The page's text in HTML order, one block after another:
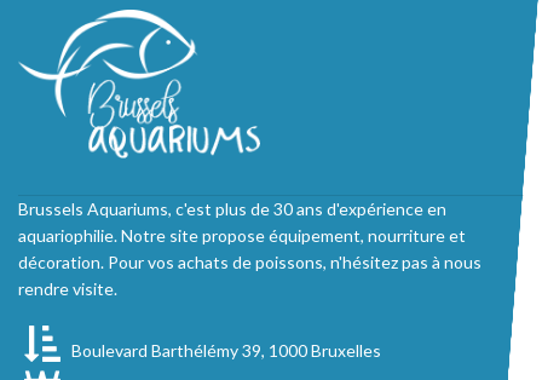
Brussels Aquariums, c'est plus de 30 ans d'expérience en
aquariophilie. Notre site propose équipement, nourriture et
décoration. Pour vos achats de poissons, n'hésitez pas à nous
rendre visite.
Boulevard Barthélémy 39, 1000 Bruxelles